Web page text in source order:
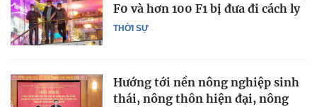
THỜI SỰ
F0 và hơn 100 F1 bị đưa đi cách ly
Hướng tới nền nông nghiệp sinh
thái, nông thôn hiện đại, nông